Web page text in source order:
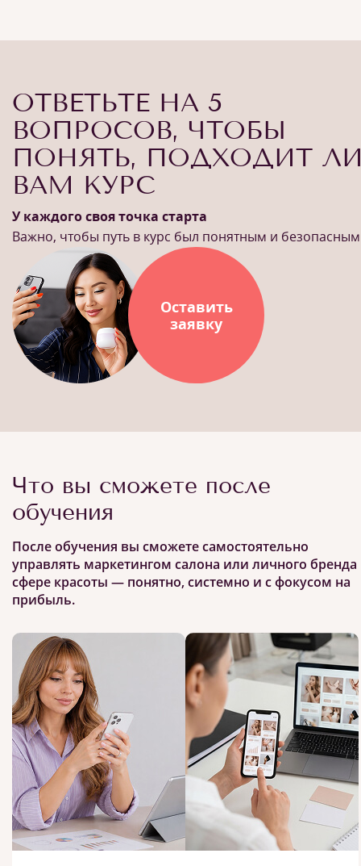
ОТВЕТЬТЕ НА 5
ВОПРОСОВ, ЧТОБЫ
ПОНЯТЬ, ПОДХОДИТ
ВАМ КУРС
У каждого своя точка старта
Важно, чтобы путь в курс был понятным и безопасным
Оставить
заявку
Что вы сможете после
обучения
После обучения вы сможете самостоятельно
управлять маркетингом салона или личного бренда
сфере красоты — понятно, системно и с фокусом на
прибыль.